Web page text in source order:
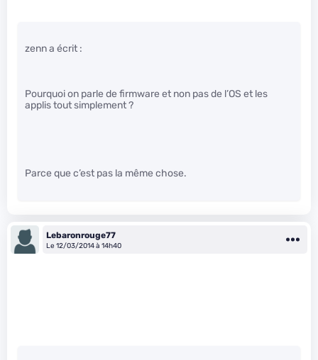
zenn a écrit :
Pourquoi on parle de firmware et non pas de l’OS et les
applis tout simplement ?
Parce que c’est pas la même chose.
Lebaronrouge77
Le 12/03/2014 à 14h40